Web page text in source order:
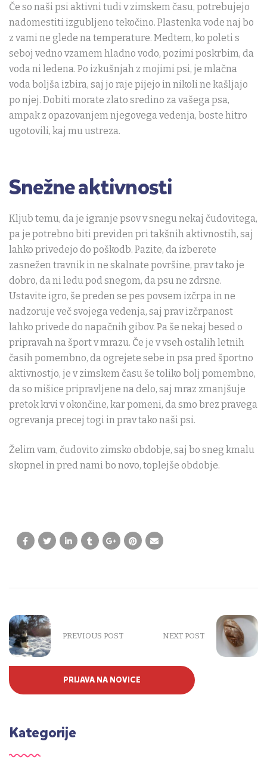
Če so naši psi aktivni tudi v zimskem času, potrebujejo
nadomestiti izgubljeno tekočino. Plastenka vode naj bo
z vami ne glede na temperature. Medtem, ko poleti s
seboj vedno vzamem hladno vodo, pozimi poskrbim, da
voda ni ledena. Po izkušnjah z mojimi psi, je mlačna
voda boljša izbira, saj jo raje pijejo in nikoli ne kašljajo
po njej. Dobiti morate zlato sredino za vašega psa,
ampak z opazovanjem njegovega vedenja, boste hitro
ugotovili, kaj mu ustreza.
Snežne aktivnosti
Kljub temu, da je igranje psov v snegu nekaj čudovitega,
pa je potrebno biti previden pri takšnih aktivnostih, saj
lahko privedejo do poškodb. Pazite, da izberete
zasnežen travnik in ne skalnate površine, prav tako je
dobro, da ni ledu pod snegom, da psu ne zdrsne.
Ustavite igro, še preden se pes povsem izčrpa in ne
nadzoruje več svojega vedenja, saj prav izčrpanost
lahko privede do napačnih gibov. Pa še nekaj besed o
pripravah na šport v mrazu. Če je v vseh ostalih letnih
časih pomembno, da ogrejete sebe in psa pred športno
aktivnostjo, je v zimskem času še toliko bolj pomembno,
da so mišice pripravljene na delo, saj mraz zmanjšuje
pretok krvi v okončine, kar pomeni, da smo brez pravega
ogrevanja precej togi in prav tako naši psi.
Želim vam, čudovito zimsko obdobje, saj bo sneg kmalu
skopnel in pred nami bo novo, toplejše obdobje.
PREVIOUS POST NEXT POST
PRIJAVA NA NOVICE
Kategorije